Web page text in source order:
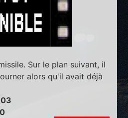
Sur le plan suivant, il
alors qu'il avait déjà